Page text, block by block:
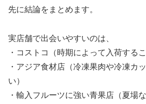
先に結論をまとめます。
実店舗で出会いやすいのは、
・コストコ（時期によって入荷する
・アジア食材店（冷凍果肉や冷凍カ
い）
・輸入フルーツに強い青果店（夏場